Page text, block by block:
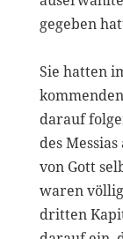
gegeben
Sie hatten
darauf
des
von Gott
waren
dritten